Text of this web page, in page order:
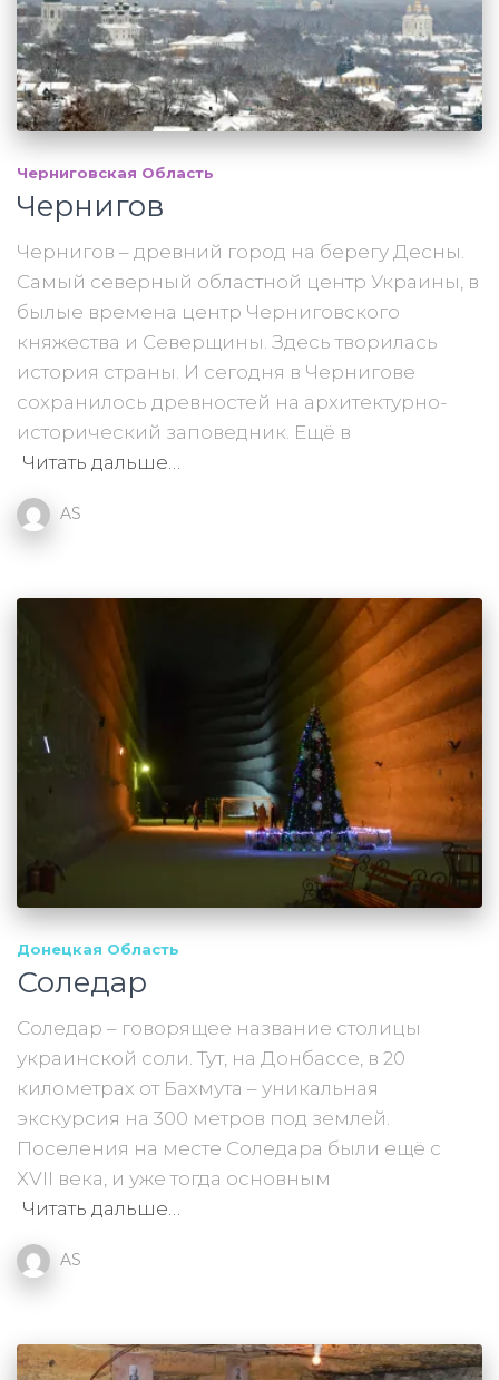
Черниговская Область
Чернигов
Чернигов – древний город на берегу Десны.
Самый северный областной центр Украины, в
былые времена центр Черниговского
княжества и Северщины. Здесь творилась
история страны. И сегодня в Чернигове
сохранилось древностей на архитектурно-
исторический заповедник. Ещё в
Читать дальше…
AS
Донецкая Область
Соледар
Соледар – говорящее название столицы
украинской соли. Тут, на Донбассе, в 20
километрах от Бахмута – уникальная
экскурсия на 300 метров под землей.
Поселения на месте Соледара были ещё с
ХVІІ века, и уже тогда основным
Читать дальше…
AS